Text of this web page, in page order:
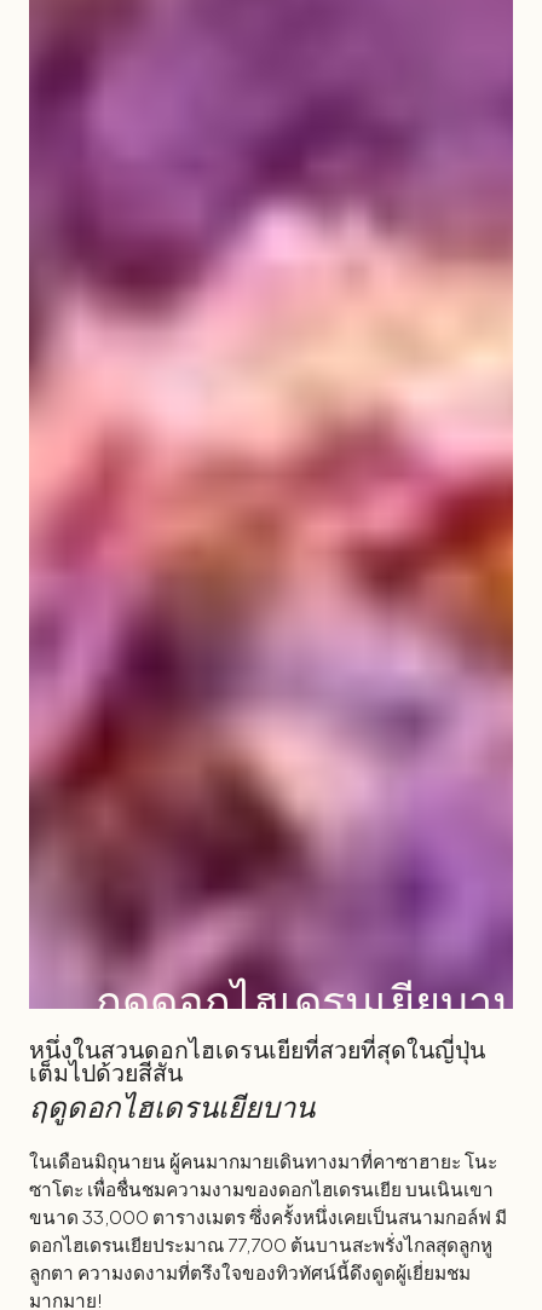
ฤดูดอกไฮเดรนเยียบาน
หนึ่งในสวนดอกไฮเดรนเยียที่สวยที่สุดในญี่ปุ่น
เต็มไปด้วยสีสัน
ฤดูดอกไฮเดรนเยียบาน
ในเดือนมิถุนายน ผู้คนมากมายเดินทางมาที่คาซาฮายะ โนะ
ซาโตะ เพื่อชื่นชมความงามของดอกไฮเดรนเยีย บนเนินเขา
ขนาด 33,000 ตารางเมตร ซึ่งครั้งหนึ่งเคยเป็นสนามกอล์ฟ มี
ดอกไฮเดรนเยียประมาณ 77,700 ต้นบานสะพรั่งไกลสุดลูกหู
ลูกตา ความงดงามที่ตรึงใจของทิวทัศน์นี้ดึงดูดผู้เยี่ยมชม
มากมาย!